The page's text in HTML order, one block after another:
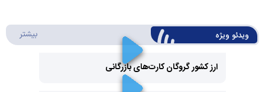
ویدئو ویژه بیشتر
ارز کشور گروگان کارت‌های بازرگانی